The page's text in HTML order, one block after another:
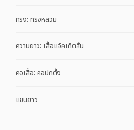
ทรง: ทรงหลวม
ความยาว: เสื้อแจ็คเก็ตสั้น
คอเสื้อ: คอปกตั้ง
แขนยาว